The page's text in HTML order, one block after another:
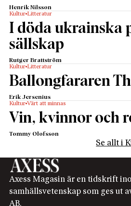
Henrik Nilsson
Kultur Litteratur
I döda ukrainska
sällskap
Rutger Brattström
Kultur Litteratur
Ballongfararen
Erik Jersenius
Kultur Värt att minnas
Vin, kvinnor och
Tommy Olofsson
Se allt i
Axess Magasin är en tidskrift
samhällsvetenskap som ges ut
AB.